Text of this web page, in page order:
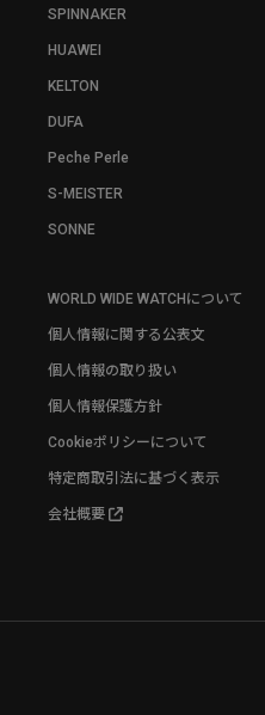
SPINNAKER
HUAWEI
KELTON
DUFA
Peche Perle
S-MEISTER
SONNE
WORLD WIDE WATCHについて
個人情報に関する公表文
個人情報の取り扱い
個人情報保護方針
Cookieポリシーについて
特定商取引法に基づく表示
会社概要